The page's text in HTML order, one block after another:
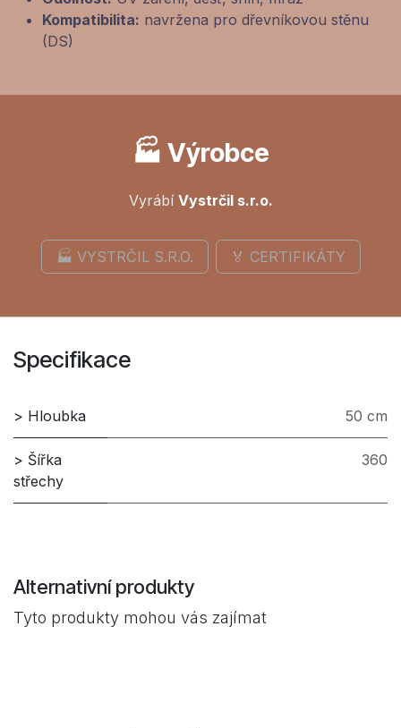
Kompatibilita: navržena pro dřevníkovou stěnu
(DS)
🏭 Výrobce
Vyrábí Vystrčil s.r.o.
🏭 VYSTRČIL S.R.O. 🏅 CERTIFIKÁTY
Specifikace
> Hloubka 50 cm
> Šířka
střechy
360
Alternativní produkty
Tyto produkty mohou vás zajímat